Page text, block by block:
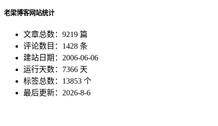
老梁博客网站统计
文章总数：9219 篇
评论数目：1428 条
建站日期：2006-06-06
运行天数：7366 天
标签总数：13853 个
最后更新：2026-8-6